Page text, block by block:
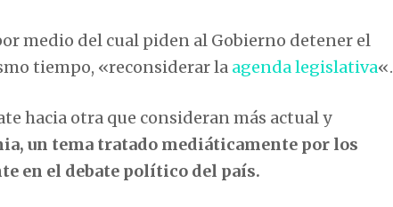
medio del cual piden al Gobierno detener el
tiempo, «reconsiderar la agenda legislativa«.
hacia otra que consideran más actual y
un tema tratado mediáticamente por los
en el debate político del país.